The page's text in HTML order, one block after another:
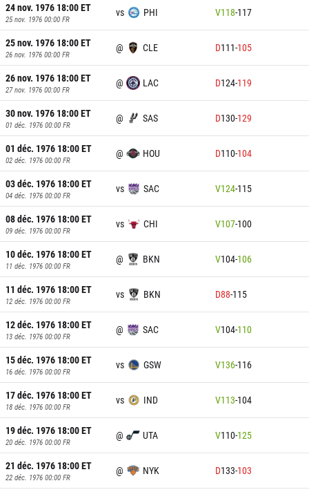
24 nov. 1976 18:00ET
25 nov. 1976 00:00 FR
vs PHI V118-117
25 nov. 1976 18:00ET
26 nov. 1976 00:00 FR
@ CLE D111-105
26 nov. 1976 18:00ET
27 nov. 1976 00:00 FR
@ LAC D124-119
30 nov. 1976 18:00ET
01 déc. 1976 00:00 FR
@ SAS D130-129
01 déc. 1976 18:00ET
02 déc. 1976 00:00 FR
@ HOU D110-104
03 déc. 1976 18:00ET
04 déc. 1976 00:00 FR
vs SAC V124-115
08 déc. 1976 18:00ET
09 déc. 1976 00:00 FR
vs CHI V107-100
10 déc. 1976 18:00ET
11 déc. 1976 00:00 FR
@ BKN V104-106
11 déc. 1976 18:00ET
12 déc. 1976 00:00 FR
vs BKN D88-115
12 déc. 1976 18:00ET
13 déc. 1976 00:00 FR
@ SAC V104-110
15 déc. 1976 18:00ET
16 déc. 1976 00:00 FR
vs GSW V136-116
17 déc. 1976 18:00ET
18 déc. 1976 00:00 FR
vs IND V113-104
19 déc. 1976 18:00ET
20 déc. 1976 00:00 FR
@ UTA V110-125
21 déc. 1976 18:00ET
22 déc. 1976 00:00 FR
@ NYK D133-103